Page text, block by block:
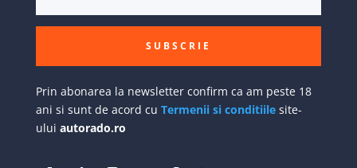
SUBSCRIE
Prin abonarea la newsletter confirm ca am peste 18
ani si sunt de acord cu Termenii si conditiilesite-
ului autorado.ro